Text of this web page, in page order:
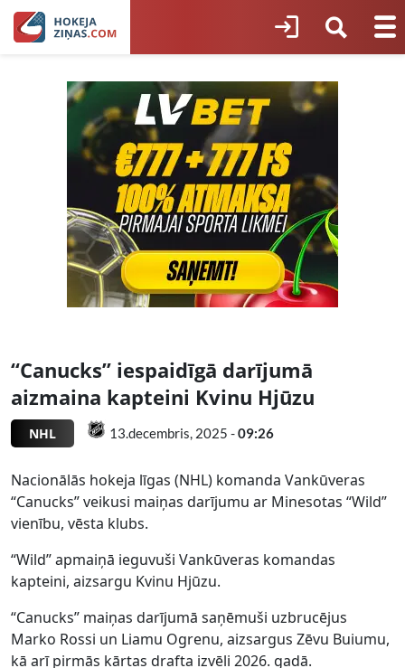
“Canucks” iespaidīgā darījumā
aizmaina kapteini Kvinu Hjūzu
NHL 13.decembris, 2025 -09:26
Nacionālās hokeja līgas (NHL) komanda Vankūveras
“Canucks” veikusi maiņas darījumu ar Minesotas “Wild”
vienību, vēsta klubs.
“Wild” apmaiņā ieguvuši Vankūveras komandas
kapteini, aizsargu Kvinu Hjūzu.
“Canucks” maiņas darījumā saņēmuši uzbrucējus
Marko Rossi un Liamu Ogrenu, aizsargus Zēvu Buiumu,
kā arī pirmās kārtas drafta izvēli 2026. gadā.